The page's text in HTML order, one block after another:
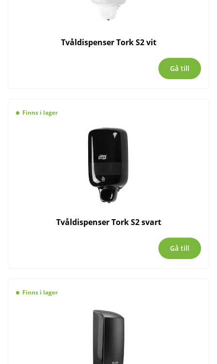
Tvåldispenser Tork S2 vit
Gå till
Finns i lager
Tvåldispenser Tork S2 svart
Gå till
Finns i lager